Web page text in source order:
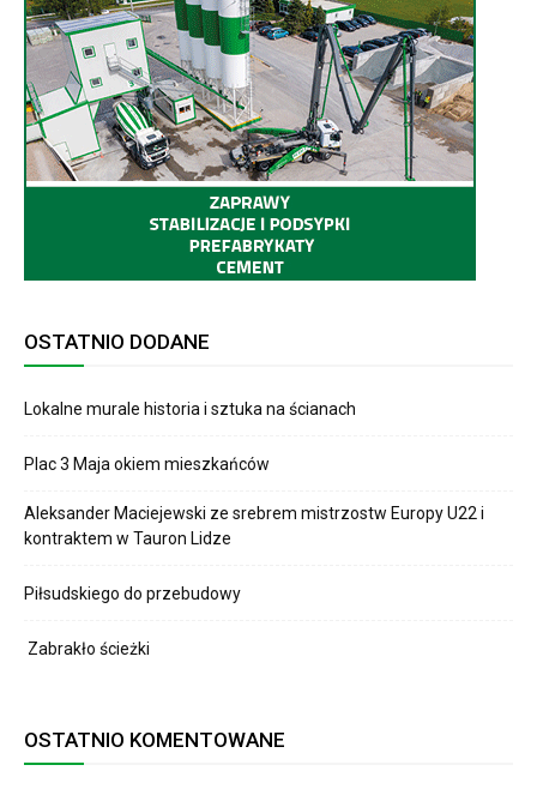
OSTATNIO DODANE
Lokalne murale historia i sztuka na ścianach
Plac 3 Maja okiem mieszkańców
Aleksander Maciejewski ze srebrem mistrzostw Europy U22 i
kontraktem w Tauron Lidze
Piłsudskiego do przebudowy
Zabrakło ścieżki
OSTATNIO KOMENTOWANE